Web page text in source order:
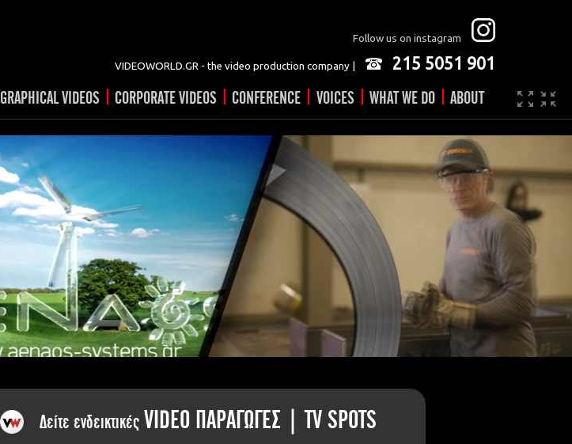
Follow us on instagram
VIDEOWORLD.GR - the video production company | 215 5051 901
GRAPHICAL VIDEOS | CORPORATE VIDEOS | CONFERENCE | VOICES | WHAT WE DO | ABOUT
Company
JOBS
Video made easy
Contact
Δείτε ενδεικτικές VIDEO ΠΑΡΑΓΩΓΕΣ | TV SPOTS